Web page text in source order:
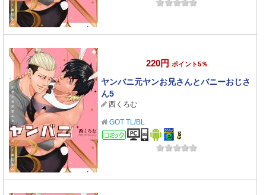
220円 ポイント5％
ヤンバニ元ヤンお兄さんとバニーおじさ
ん5
西くろむ
GOT TL/BL
コミック